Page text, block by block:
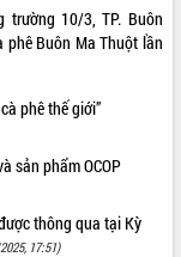
trường 10/3, TP. Buôn
phê Buôn Ma Thuột lần
phê thế giới”
sản phẩm OCOP
thông qua tại Kỳ
17:51)